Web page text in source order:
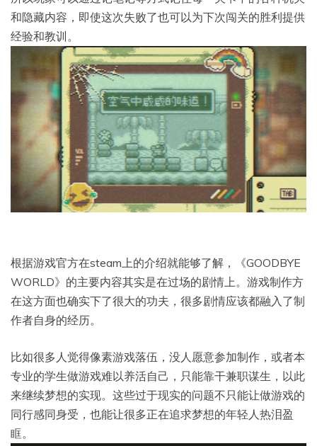
和隐藏内容，即使这次失败了也可以为下次闯关的胜利提供
经验和教训。
根据游戏官方在steam上的介绍就能够了解，《GOODBYE
WORLD》的主要内容其实是在过场的剧情上。游戏制作方
在这方面也确实下了很大的功夫，很多剧情应该都融入了制
作者自身的经历。
比如很多人觉得像素游戏落伍，没人愿意参加制作，或者本
专业的学生做游戏难以养活自己，只能靠干兼职谋生，以此
来继续梦想的实现。这些过于现实的问题不只能让做游戏的
同行感同身受，也能让很多正在追求梦想的年轻人热泪盈
眶。